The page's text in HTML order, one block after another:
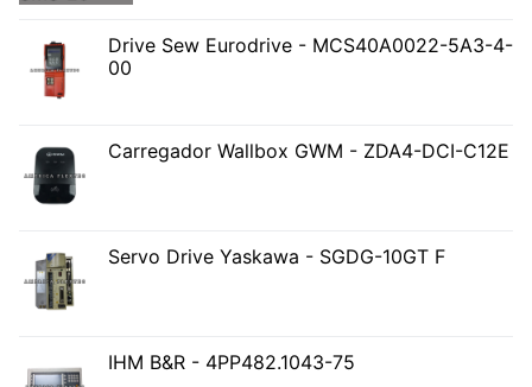
Drive Sew Eurodrive - MCS40A0022-5A3-4-
00
Carregador Wallbox GWM - ZDA4-DCI-C12E
Servo Drive Yaskawa - SGDG-10GT F
IHM B&R - 4PP482.1043-75